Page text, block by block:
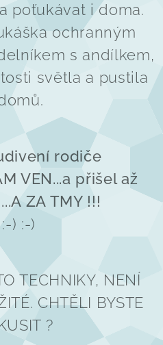
poťukávat i doma.
ochranným
s andílkem,
světla a pustila
rodiče
VEN...a přišel až
ZA TMY !!!
) :-)
TECHNIKY, NENÍ
CHTĚLI BYSTE
?